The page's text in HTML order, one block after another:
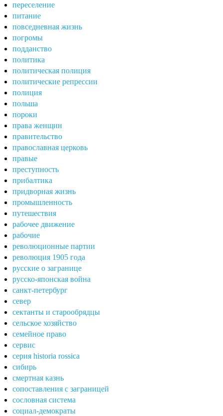
переселение
питание
повседневная жизнь
погромы
подданство
политика
политическая полиция
политические репрессии
полиция
польша
пороки
права женщин
правительство
православная церковь
правые
преступность
прибалтика
придворная жизнь
промышленность
путешествия
рабочее движение
рабочие
революционные партии
революция 1905 года
русские о загранице
русско-японская война
санкт-петербург
север
сектанты и старообрядцы
сельское хозяйство
семейное право
сервис
серия historia rossica
сибирь
смертная казнь
сопоставления с заграницей
сословная система
социал-демократы